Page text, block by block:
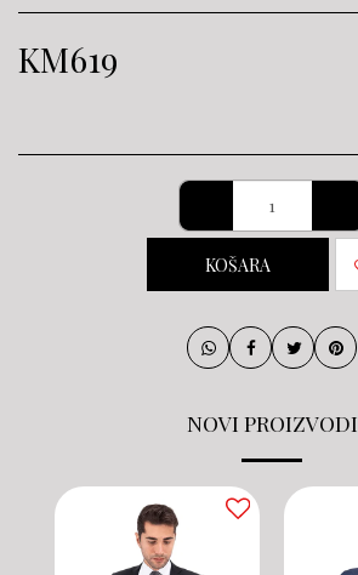
KM619
KOŠARA
NOVI PROIZVODI